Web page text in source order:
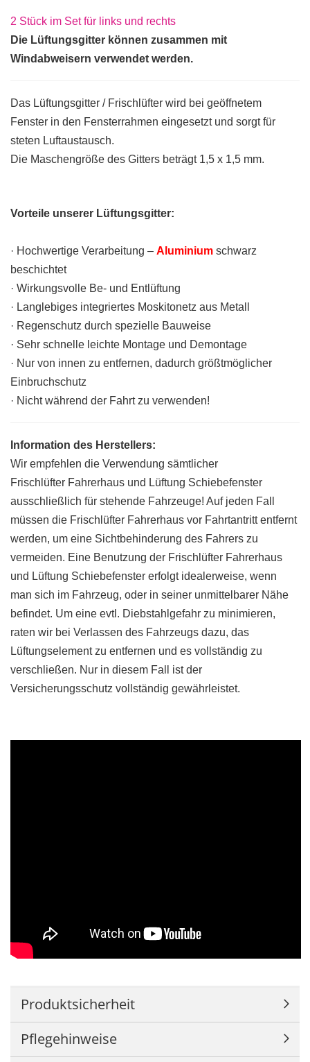
2 Stück im Set für links und rechts
Die Lüftungsgitter können zusammen mit
Windabweisern verwendet werden.
Das Lüftungsgitter / Frischlüfter wird bei geöffnetem
Fenster in den Fensterrahmen eingesetzt und sorgt für
steten Luftaustausch.
Die Maschengröße des Gitters beträgt 1,5 x 1,5 mm.
Vorteile unserer Lüftungsgitter:
· Hochwertige Verarbeitung – Aluminium schwarz
beschichtet
· Wirkungsvolle Be- und Entlüftung
· Langlebiges integriertes Moskitonetz aus Metall
· Regenschutz durch spezielle Bauweise
· Sehr schnelle leichte Montage und Demontage
· Nur von innen zu entfernen, dadurch größtmöglicher
Einbruchschutz
· Nicht während der Fahrt zu verwenden!
Information des Herstellers:
Wir empfehlen die Verwendung sämtlicher
Frischlüfter Fahrerhaus und Lüftung Schiebefenster
ausschließlich für stehende Fahrzeuge! Auf jeden Fall
müssen die Frischlüfter Fahrerhaus vor Fahrtantritt entfernt
werden, um eine Sichtbehinderung des Fahrers zu
vermeiden. Eine Benutzung der Frischlüfter Fahrerhaus
und Lüftung Schiebefenster erfolgt idealerweise, wenn
man sich im Fahrzeug, oder in seiner unmittelbarer Nähe
befindet. Um eine evtl. Diebstahlgefahr zu minimieren,
raten wir bei Verlassen des Fahrzeugs dazu, das
Lüftungselement zu entfernen und es vollständig zu
verschließen. Nur in diesem Fall ist der
Versicherungsschutz vollständig gewährleistet.
Produktsicherheit
Pflegehinweise